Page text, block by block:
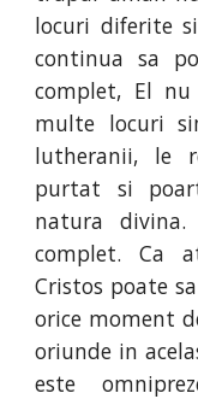
locuri diferite
continua sa
complet, El
multe locuri
lutheranii, le
purtat si
natura divina.
complet. Ca
Cristos poate
orice moment
oriunde in
este